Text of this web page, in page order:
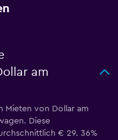
am
Mieten von Dollar am
Diese
€ 29. 36%